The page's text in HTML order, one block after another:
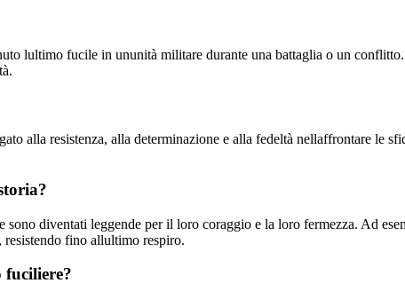
lultimo fucile in ununità militare durante una battaglia o un
alla resistenza, alla determinazione e alla fedeltà nellaffrontare le
diventati leggende per il loro coraggio e la loro fermezza. Ad
resistendo fino allultimo respiro.
fuciliere?